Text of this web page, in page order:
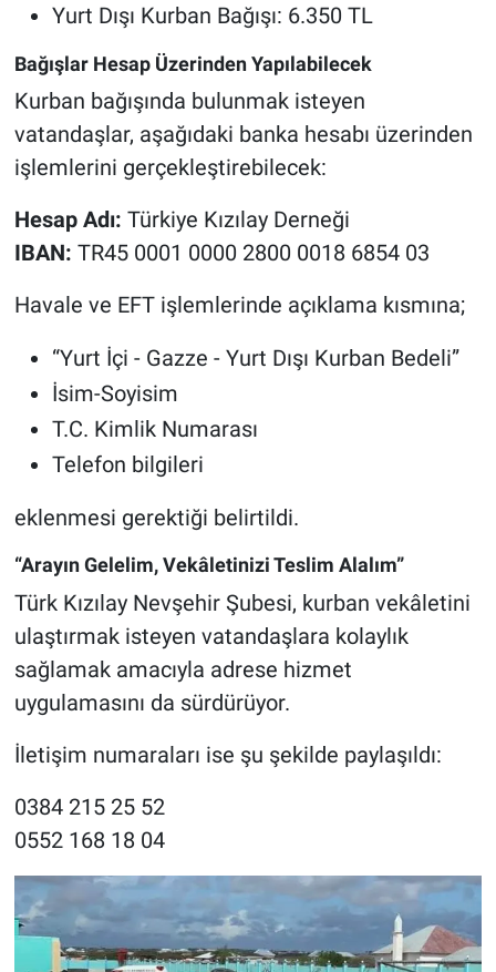
Yurt Dışı Kurban Bağışı: 6.350 TL
Bağışlar Hesap Üzerinden Yapılabilecek
Kurban bağışında bulunmak isteyen
vatandaşlar, aşağıdaki banka hesabı üzerinden
işlemlerini gerçekleştirebilecek:
Hesap Adı: Türkiye Kızılay Derneği
IBAN: TR45 0001 0000 2800 0018 6854 03
Havale ve EFT işlemlerinde açıklama kısmına;
“Yurt İçi - Gazze - Yurt Dışı Kurban Bedeli”
İsim-Soyisim
T.C. Kimlik Numarası
Telefon bilgileri
eklenmesi gerektiği belirtildi.
“Arayın Gelelim, Vekâletinizi Teslim Alalım”
Türk Kızılay Nevşehir Şubesi, kurban vekâletini
ulaştırmak isteyen vatandaşlara kolaylık
sağlamak amacıyla adrese hizmet
uygulamasını da sürdürüyor.
İletişim numaraları ise şu şekilde paylaşıldı:
0384 215 25 52
0552 168 18 04